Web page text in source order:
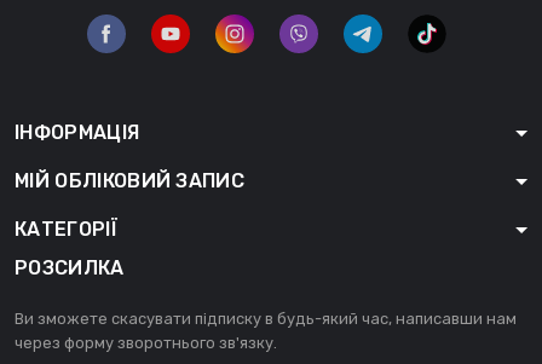
ІНФОРМАЦІЯ
МІЙ ОБЛІКОВИЙ ЗАПИС
КАТЕГОРІЇ
РОЗСИЛКА
Ви зможете скасувати підписку в будь-який час, написавши нам
через форму зворотнього зв'язку.